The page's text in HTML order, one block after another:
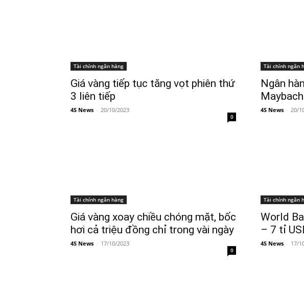
Tài chính ngân hàng
Giá vàng tiếp tục tăng vọt phiên thứ
3 liên tiếp
4S News - 20/10/2023
0
Tài chính ngân
Ngân
Maybach
4S News - 20/
Tài chính ngân hàng
Giá vàng xoay chiều chóng mặt, bốc
hơi cả triệu đồng chỉ trong vài ngày
4S News - 17/10/2023
0
Tài chính ngân
World
– 7 tỉ
4S News - 17/